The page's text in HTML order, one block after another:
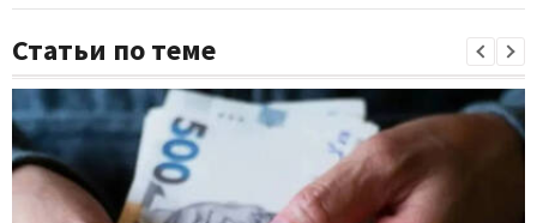
Статьи по теме